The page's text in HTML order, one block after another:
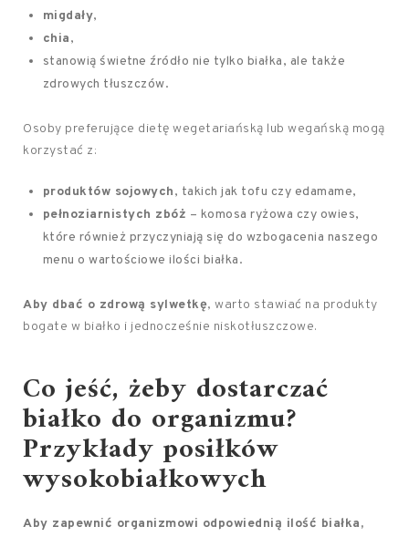
migdały,
chia,
stanowią świetne źródło nie tylko białka, ale także
zdrowych tłuszczów.
Osoby preferujące dietę wegetariańską lub wegańską mogą
korzystać z:
produktów sojowych, takich jak tofu czy edamame,
pełnoziarnistych zbóż – komosa ryżowa czy owies,
które również przyczyniają się do wzbogacenia naszego
menu o wartościowe ilości białka.
Aby dbać o zdrową sylwetkę, warto stawiać na produkty
bogate w białko i jednocześnie niskotłuszczowe.
Co jeść, żeby dostarczać
białko do organizmu?
Przykłady posiłków
wysokobiałkowych
Aby zapewnić organizmowi odpowiednią ilość białka,